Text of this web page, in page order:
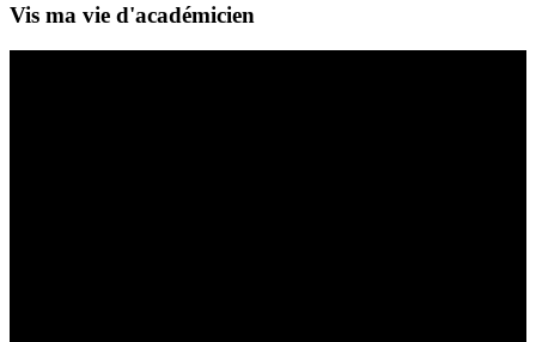
Vis ma vie d'académicien